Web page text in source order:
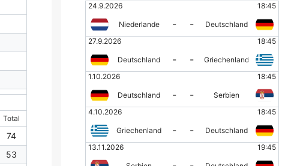
Total
74
53
24.9.2026 18:45
Niederlande - -
Deutschland
27.9.2026
18:45
Deutschland - -
Griechenland
1.10.2026
18:45
Deutschland - -
Serbien
4.10.2026
18:45
Griechenland - -
Deutschland
13.11.2026
19:45